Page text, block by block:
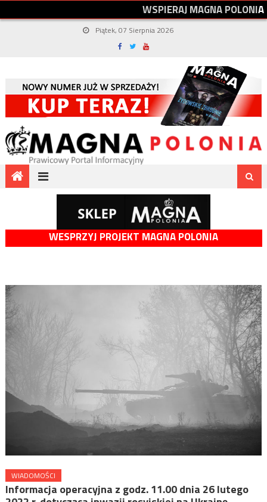
WSPIERAJMAGNAPOLONIA
Piątek, 07 Sierpnia 2026
WESPRZYJ PROJEKT MAGNA POLONIA
WIADOMOŚCI
Informacja operacyjna z godz. 11.00 dnia 26 lutego